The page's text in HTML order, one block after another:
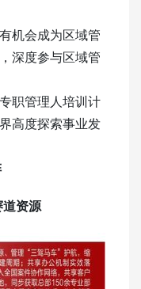
机会成为区域管
深度参与区域管
职管理人培训计
高度探索事业发
资源